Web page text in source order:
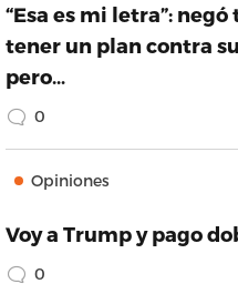
“Esa es mi letra”:
tener un plan contra
pero…
0
Opiniones
Voy a Trump y pago
0